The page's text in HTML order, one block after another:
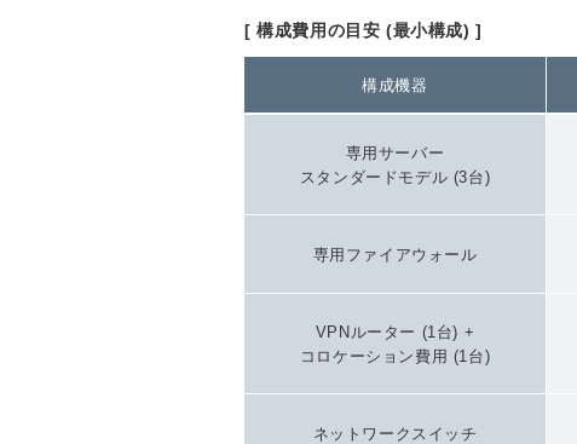
[ 構成費用の目安 (最小構成) ]
構成機器
専用サーバー
スタンダードモデル (3台)
専用ファイアウォール
VPNルーター (1台) +
コロケーション費用 (1台)
ネットワークスイッチ